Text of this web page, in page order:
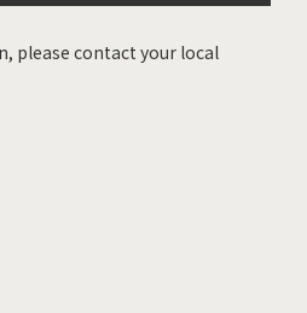
please contact your local